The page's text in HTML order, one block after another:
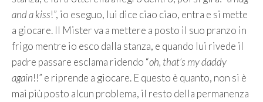
and a kiss!”, io eseguo, lui dice ciao ciao, entra e si mette
a giocare. Il Mister va a mettere a posto il suo pranzo in
frigo mentre io esco dalla stanza, e quando lui rivede il
padre passare esclama ridendo “oh, that’s my daddy
again!!” e riprende a giocare. E questo è quanto, non si è
mai più posto alcun problema, il resto della permanenza